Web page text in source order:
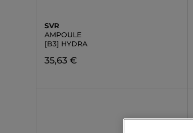
SVR
AMPOULE
[B3] HYDRA
35,63 €